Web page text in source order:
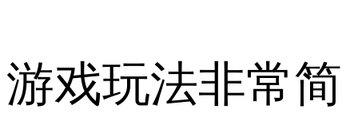
游戏玩法非常简